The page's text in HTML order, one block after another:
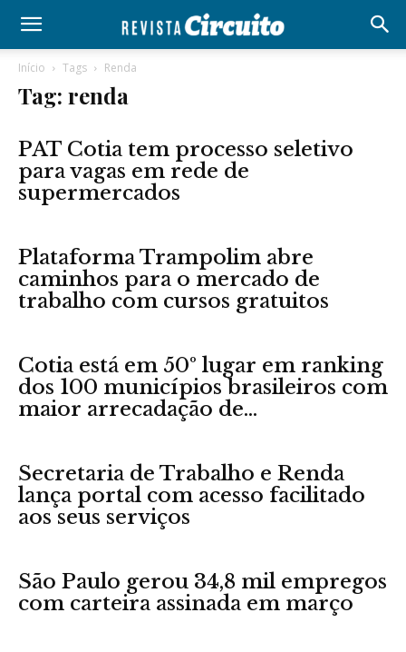
Início Tags Renda
Tag: renda
PAT Cotia tem processo seletivo
para vagas em rede de
supermercados
Plataforma Trampolim abre
caminhos para o mercado de
trabalho com cursos gratuitos
Cotia está em 50º lugar em ranking
dos 100 municípios brasileiros com
maior arrecadação de...
Secretaria de Trabalho e Renda
lança portal com acesso facilitado
aos seus serviços
São Paulo gerou 34,8 mil empregos
com carteira assinada em março